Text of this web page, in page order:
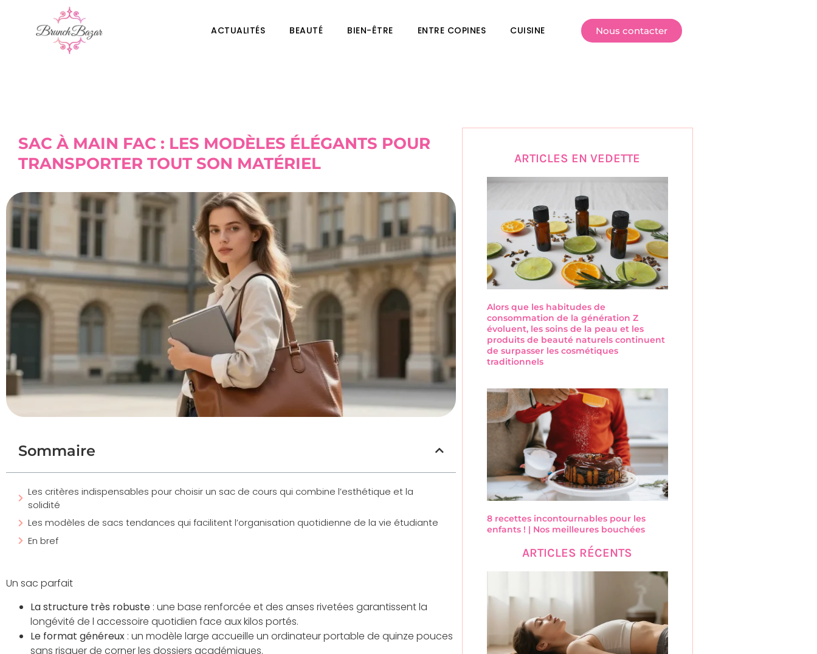
ACTUALITÉS BEAUTÉ BIEN-ÊTRE ENTRE COPINES CUISINE Nous contacter
SAC À MAIN FAC : LES MODÈLES ÉLÉGANTS POUR
TRANSPORTER TOUT SON MATÉRIEL
Sommaire
Les critères indispensables pour choisir un sac de cours qui combine l’esthétique et la
solidité
Les modèles de sacs tendances qui facilitent l’organisation quotidienne de la vie étudiante
En bref
Un sac parfait
La structure très robuste : une base renforcée et des anses rivetées garantissent la
longévité de l accessoire quotidien face aux kilos portés.
Le format généreux : un modèle large accueille un ordinateur portable de quinze pouces
sans risquer de corner les dossiers académiques.
ARTICLES EN VEDETTE
Alors que les habitudes de
consommation de la génération Z
évoluent, les soins de la peau et les
produits de beauté naturels continuent
de surpasser les cosmétiques
traditionnels
8 recettes incontournables pour les
enfants ! | Nos meilleures bouchées
ARTICLES RÉCENTS